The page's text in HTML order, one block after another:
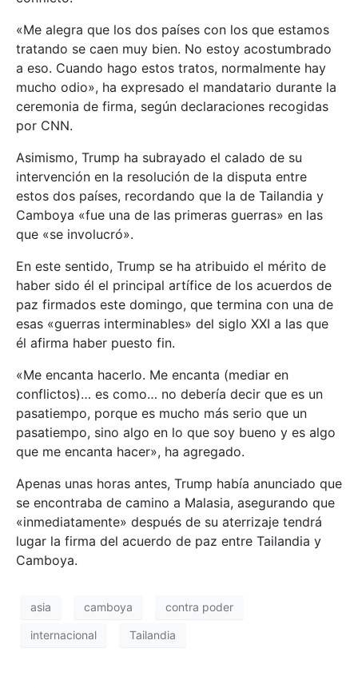
«Me alegra que los dos países con los que estamos
tratando se caen muy bien. No estoy acostumbrado
a eso. Cuando hago estos tratos, normalmente hay
mucho odio», ha expresado el mandatario durante la
ceremonia de firma, según declaraciones recogidas
por CNN.
Asimismo, Trump ha subrayado el calado de su
intervención en la resolución de la disputa entre
estos dos países, recordando que la de Tailandia y
Camboya «fue una de las primeras guerras» en las
que «se involucró».
En este sentido, Trump se ha atribuido el mérito de
haber sido él el principal artífice de los acuerdos de
paz firmados este domingo, que termina con una de
esas «guerras interminables» del siglo XXI a las que
él afirma haber puesto fin.
«Me encanta hacerlo. Me encanta (mediar en
conflictos)… es como… no debería decir que es un
pasatiempo, porque es mucho más serio que un
pasatiempo, sino algo en lo que soy bueno y es algo
que me encanta hacer», ha agregado.
Apenas unas horas antes, Trump había anunciado que
se encontraba de camino a Malasia, asegurando que
«inmediatamente» después de su aterrizaje tendrá
lugar la firma del acuerdo de paz entre Tailandia y
Camboya.
asia camboya contra poder
internacional Tailandia